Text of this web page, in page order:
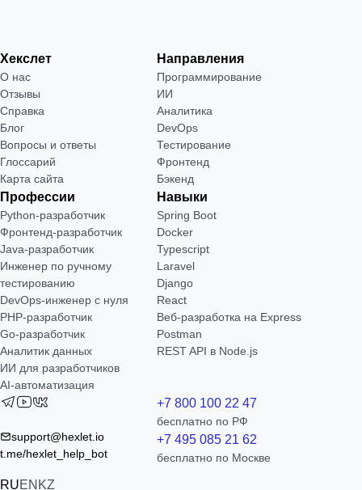
Хекслет
О нас
Отзывы
Справка
Блог
Вопросы и ответы
Глоссарий
Карта сайта
Направления
Программирование
ИИ
Аналитика
DevOps
Тестирование
Фронтенд
Бэкенд
Профессии
Python-разработчик
Фронтенд-разработчик
Java-разработчик
Инженер по ручному
тестированию
DevOps-инженер с нуля
РНР-разработчик
Go-разработчик
Аналитик данных
ИИ для разработчиков
AI-автоматизация
Навыки
Spring Boot
Docker
Typescript
Laravel
Django
React
Веб-разработка на Express
Postman
REST API в Node.js
support@hexlet.io
t.me/hexlet_help_bot
RUEN KZ
+7 800 100 22 47
бесплатно по РФ
+7 495 085 21 62
бесплатно по Москве